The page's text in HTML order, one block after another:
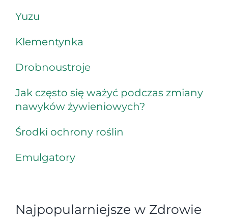
Yuzu
Klementynka
Drobnoustroje
Jak często się ważyć podczas zmiany
nawyków żywieniowych?
Środki ochrony roślin
Emulgatory
Najpopularniejsze w Zdrowie